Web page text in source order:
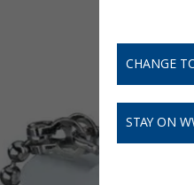
CHANGE
STAY ON